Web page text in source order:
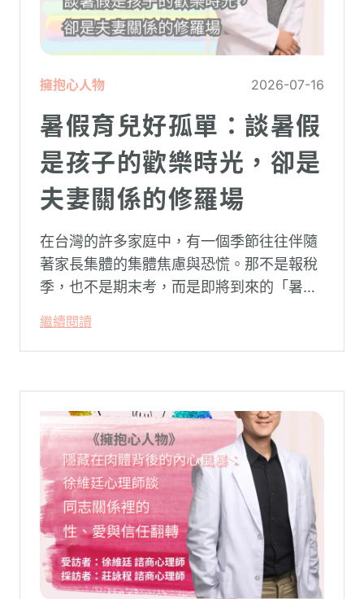
擁抱心人物 2026-07-16
暑假育兒好孤單：談暑假
是孩子的歡樂時光，卻是
夫妻關係的修羅場
在台灣的許多家庭中，有一個季節往往伴隨
著家長集體的集體焦慮與恐慌。那不是報稅
季，也不是期末考，而是即將到來的「暑
家庭，原本由學校與安親班代勞的照顧責
任，瞬間全數倒回家庭系統之內。對許多父
繼續閱讀